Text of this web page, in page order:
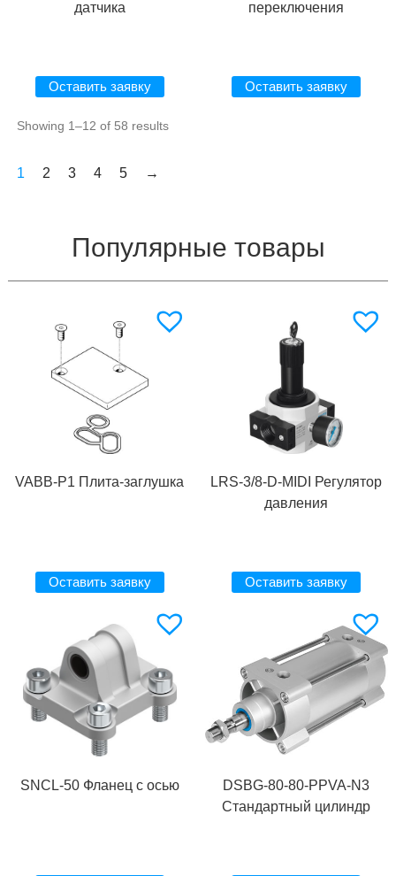
датчика
Оставить заявку
переключения
Оставить заявку
Showing 1–12 of 58 results
1 2 3 4 5 →
Популярные товары
VABB-P1 Плита-заглушка
Оставить заявку
LRS-3/8-D-MIDI Регулятор
давления
Оставить заявку
SNCL-50 Фланец с осью
DSBG-80-80-PPVA-N3
Стандартный цилиндр